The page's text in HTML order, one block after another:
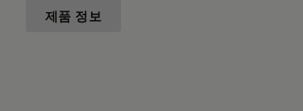
제품 정보